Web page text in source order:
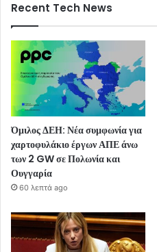
Recent Tech News
Όμιλος ΔΕΗ: Νέα συμφωνία για
χαρτοφυλάκιο έργων ΑΠΕ άνω
των 2 GW σε Πολωνία και
Ουγγαρία
60 λεπτά ago